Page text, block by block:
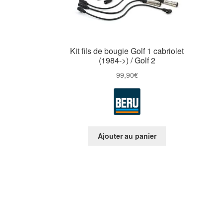
Kit fils de bougie Golf 1 cabriolet
(1984->) / Golf 2
99,90€
Ajouter au panier